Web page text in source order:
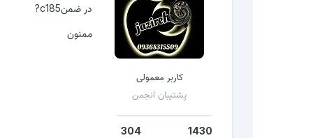
کاربر معمولی
پشتیبان انجمن
1430
304
در ضمنc185?
ممنون